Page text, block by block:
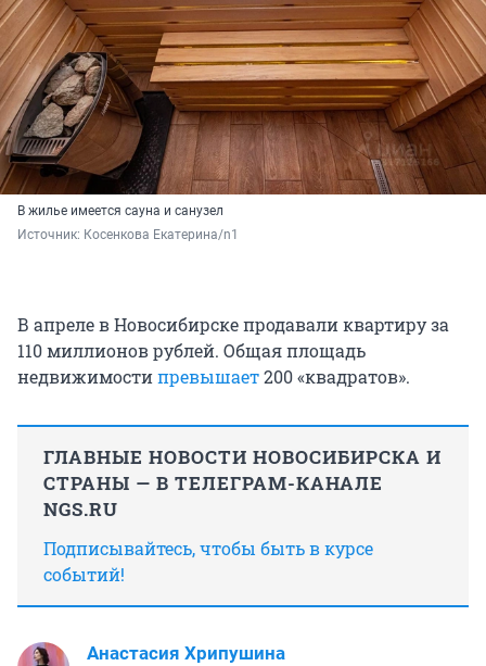
В жилье имеется сауна и санузел
Источник: Косенкова Екатерина/n1
В апреле в Новосибирске продавали квартиру за
110 миллионов рублей. Общая площадь
недвижимостипревышает200 «квадратов».
ГЛАВНЫЕ НОВОСТИ НОВОСИБИРСКА И
СТРАНЫ — В ТЕЛЕГРАМ-КАНАЛЕ
NGS.RU
Подписывайтесь, чтобы быть в курсе
событий!
Анастасия Хрипушина